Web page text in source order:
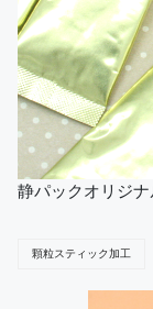
静パックオリジナ
顆粒スティック加工